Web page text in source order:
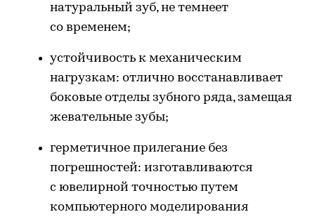
натуральный зуб, не темнеет
со временем;
устойчивость к механическим
нагрузкам: отлично восстанавливает
боковые отделы зубного ряда, замещая
жевательные зубы;
герметичное прилегание без
погрешностей: изготавливаются
с ювелирной точностью путем
компьютерного моделирования